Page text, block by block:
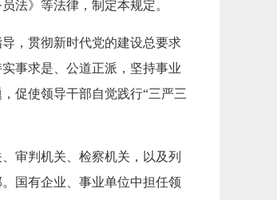
法》等法律，制定本规定。
，贯彻新时代党的建设总要求
事求是、公道正派，坚持事业
促使领导干部自觉践行“三严三
审判机关、检察机关，以及列
国有企业、事业单位中担任领